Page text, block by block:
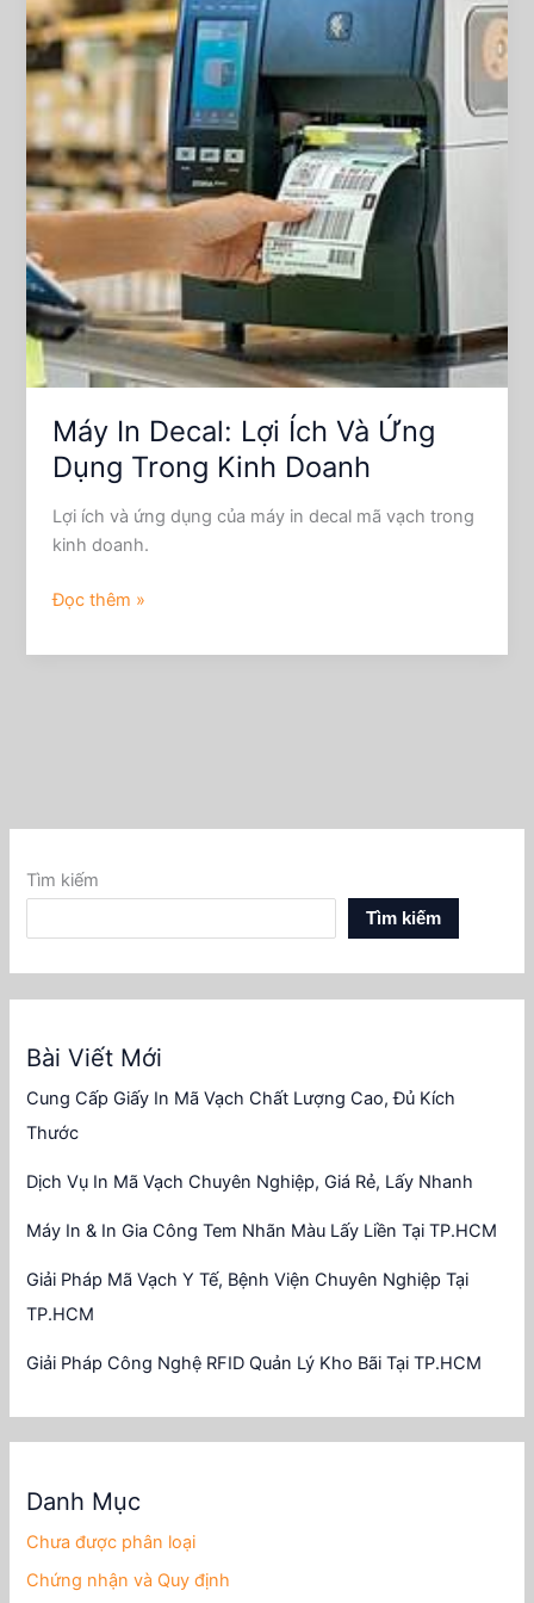
Máy In Decal: Lợi Ích Và Ứng
Dụng Trong Kinh Doanh
Lợi ích và ứng dụng của máy in decal mã vạch trong
kinh doanh.
Lợi
Ích
Và
Ứng
Dụng
Trong
Kinh
Doanh
Đọc thêm »
Tìm kiếm
Tìm kiếm
Bài Viết Mới
Cung Cấp Giấy In Mã Vạch Chất Lượng Cao, Đủ Kích
Thước
Dịch Vụ In Mã Vạch Chuyên Nghiệp, Giá Rẻ, Lấy Nhanh
Máy In & In Gia Công Tem Nhãn Màu Lấy Liền Tại TP.HCM
Giải Pháp Mã Vạch Y Tế, Bệnh Viện Chuyên Nghiệp Tại
TP.HCM
Giải Pháp Công Nghệ RFID Quản Lý Kho Bãi Tại TP.HCM
Danh Mục
Chưa được phân loại
Chứng nhận và Quy định